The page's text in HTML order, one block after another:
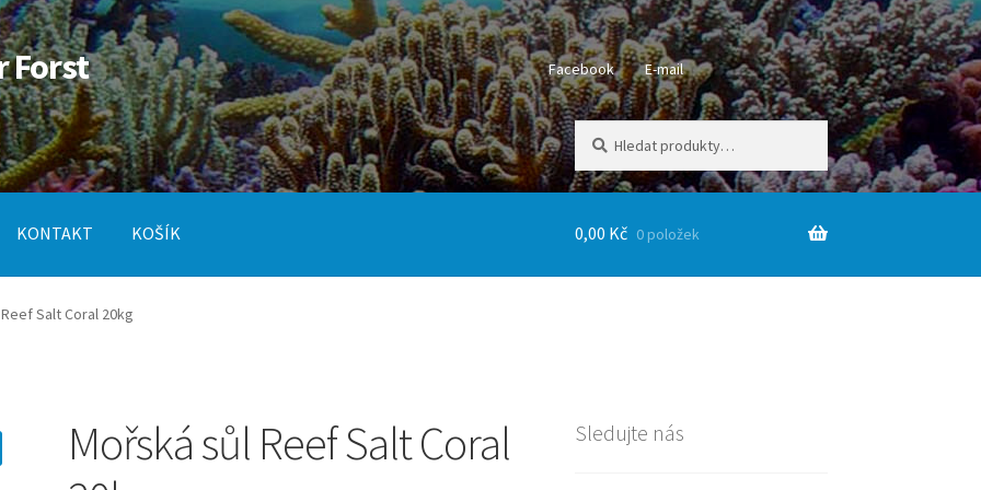
Forst Facebook E-mail
Hledat:
Hledat
KONTAKT KOŠÍK
Pokladna SLUŽBY
0,00 Kč 0 položek
Salt Coral 20kg
Mořská sůl Reef Salt Coral
Sledujte nás